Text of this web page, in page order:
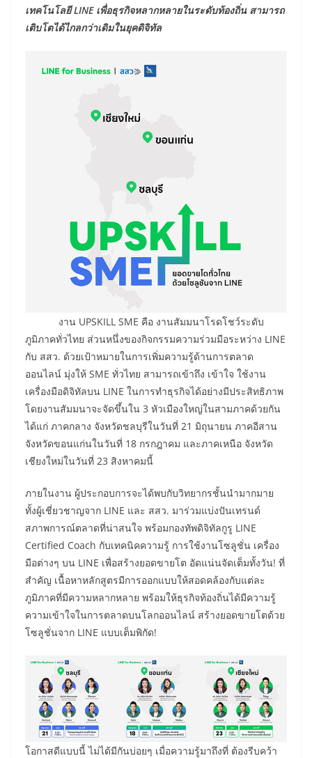
เทคโนโลยี LINE เพื่อธุรกิจหลากหลายในระดับท้องถิ่น สามารถ
เติบโตได้ไกลกว่าเดิมในยุคดิจิทัล
งาน UPSKILL SME คือ งานสัมมนาโรดโชว์ระดับ
ภูมิภาคทั่วไทย ส่วนหนึ่งของกิจกรรมความร่วมมือระหว่าง LINE
กับ สสว. ด้วยเป้าหมายในการเพิ่มความรู้ด้านการตลาด
ออนไลน์ มุ่งให้ SME ทั่วไทย สามารถเข้าถึง เข้าใจ ใช้งาน
เครื่องมือดิจิทัลบน LINE ในการทำธุรกิจได้อย่างมีประสิทธิภาพ
โดยงานสัมมนาจะจัดขึ้นใน 3 หัวเมืองใหญ่ในสามภาคด้วยกัน
ได้แก่ ภาคกลาง จังหวัดชลบุรีในวันที่ 21 มิถุนายน ภาคอีสาน
จังหวัดขอนแก่นในวันที่ 18 กรกฎาคม และภาคเหนือ จังหวัด
เชียงใหม่ในวันที่ 23 สิงหาคมนี้
ภายในงาน ผู้ประกอบการจะได้พบกับวิทยากรชั้นนำมากมาย
ทั้งผู้เชี่ยวชาญจาก LINE และ สสว. มาร่วมแบ่งปันเทรนด์
สภาพการณ์ตลาดที่น่าสนใจ พร้อมกองทัพดิจิทัลกูรู LINE
Certified Coach กับเทคนิคความรู้ การใช้งานโซลูชั่น เครื่อง
มือต่างๆ บน LINE เพื่อสร้างยอดขายโต อัดแน่นจัดเต็มทั้งวัน! ที่
สำคัญ เนื้อหาหลักสูตรมีการออกแบบให้สอดคล้องกับแต่ละ
ภูมิภาคที่มีความหลากหลาย พร้อมให้ธุรกิจท้องถิ่นได้มีความรู้
ความเข้าใจในการตลาดบนโลกออนไลน์ สร้างยอดขายโตด้วย
โซลูชั่นจาก LINE แบบเต็มพิกัด!
โอกาสดีแบบนี้ ไม่ได้มีกันบ่อยๆ เมื่อความรู้มาถึงที่ ต้องรีบคว้า